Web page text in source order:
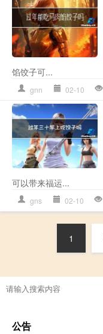
馅饺子可...
gnn 02-10
可以带来福运...
gns 02-10
1
公告